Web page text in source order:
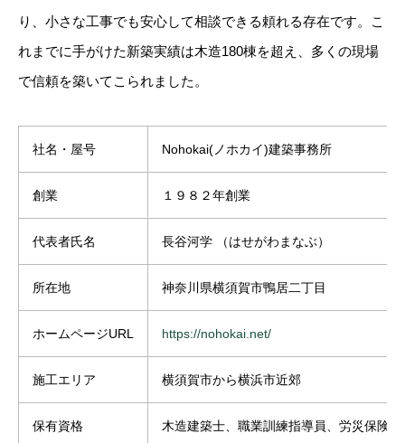
り、小さな工事でも安心して相談できる頼れる存在です。こ
れまでに手がけた新築実績は木造180棟を超え、多くの現場
で信頼を築いてこられました。
社名・屋号 Nohokai(ノホカイ)建築事務所
創業 １９８２年創業
代表者氏名 長谷河学 （はせがわまなぶ）
所在地 神奈川県横須賀市鴨居二丁目
ホームページURL https://nohokai.net/
施工エリア 横須賀市から横浜市近郊
保有資格
木造建築士、職業訓練指導員、労災保険